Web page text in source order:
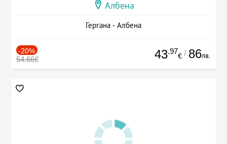
Албена
Гергана - Албена
-20%
54.66€ 43.97
€ / 86лв.